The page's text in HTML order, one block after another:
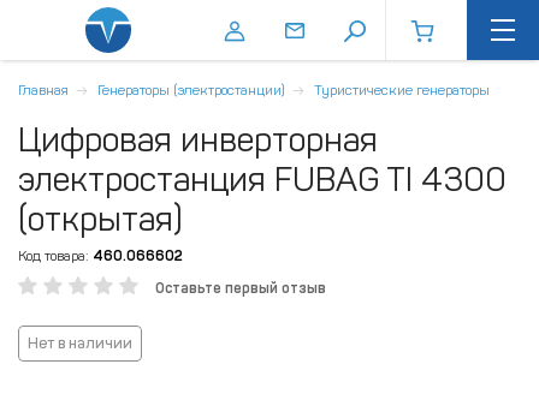
Главная Генераторы (электростанции) Туристические генераторы
Цифровая инверторная
электростанция FUBAG TI 4300
(открытая)
Код товара: 460.066602
Оставьте первый отзыв
Нет в наличии